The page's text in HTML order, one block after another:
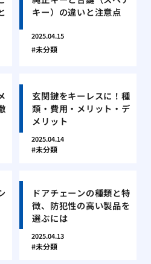
キー）の違いと注意点
2025.04.15
未分類
玄関鍵をキーレスに！種
類・費用・メリット・デ
メリット
2025.04.14
未分類
ドアチェーンの種類と特
徴、防犯性の高い製品を
選ぶには
2025.04.13
未分類